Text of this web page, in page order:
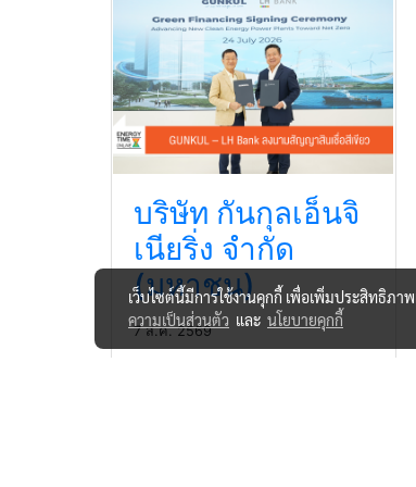
บริษัท กันกุลเอ็นจิ
เนียริ่ง จำกัด
(มหาชน)
7 ส.ค. 2569
เว็บไซต์นี้มีการใช้งานคุกกี้ เพื่อเพิ่มประสิทธิภา
ความเป็นส่วนตัว และ นโยบายคุกกี้